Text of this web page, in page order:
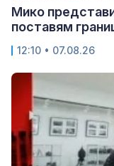
Мико
поставям
12:10 • 07.08.26